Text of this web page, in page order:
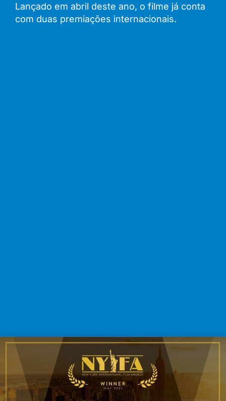
Lançado em abril deste ano, o filme já conta
com duas premiações internacionais.